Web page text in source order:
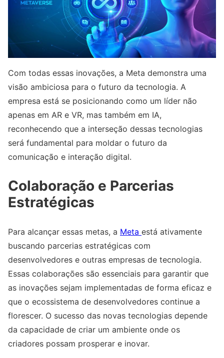
Com todas essas inovações, a Meta demonstra uma
visão ambiciosa para o futuro da tecnologia. A
empresa está se posicionando como um líder não
apenas em AR e VR, mas também em IA,
reconhecendo que a interseção dessas tecnologias
será fundamental para moldar o futuro da
comunicação e interação digital.
Colaboração e Parcerias
Estratégicas
Para alcançar essas metas, a Meta está ativamente
buscando parcerias estratégicas com
desenvolvedores e outras empresas de tecnologia.
Essas colaborações são essenciais para garantir que
as inovações sejam implementadas de forma eficaz e
que o ecossistema de desenvolvedores continue a
florescer. O sucesso das novas tecnologias depende
da capacidade de criar um ambiente onde os
criadores possam prosperar e inovar.